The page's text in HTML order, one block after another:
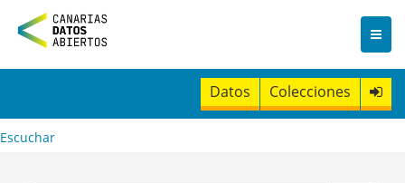
n
t
Datos Colecciones
Escuchar